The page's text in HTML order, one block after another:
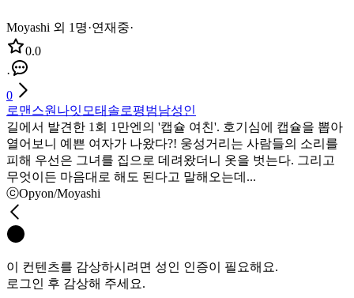
Moyashi 외 1명·연재중·
0.0
·
0
로맨스원나잇 모태솔로평범남성인
길에서 발견한 1회 1만엔의 '캡슐 여친'. 호기심에 캡슐을 뽑아
열어보니 예쁜 여자가 나왔다?! 웅성거리는 사람들의 소리를
피해 우선은 그녀를 집으로 데려왔더니 옷을 벗는다. 그리고
무엇이든 마음대로 해도 된다고 말해오는데...
ⓒOpyon/Moyashi
이 컨텐츠를 감상하시려면 성인 인증이 필요해요.
로그인 후 감상해 주세요.